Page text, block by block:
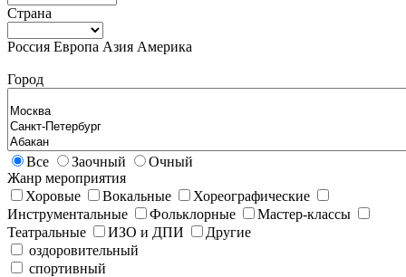
Страна
Россия Европа Азия Америка
Город
Все Заочный
Очный
Жанр мероприятия
Хоровые
Вокальные
Хореографические
Инструментальные
Фольклорные
Мастер-классы
Театральные
ИЗО и ДПИ
Другие
оздоровительный
спортивный